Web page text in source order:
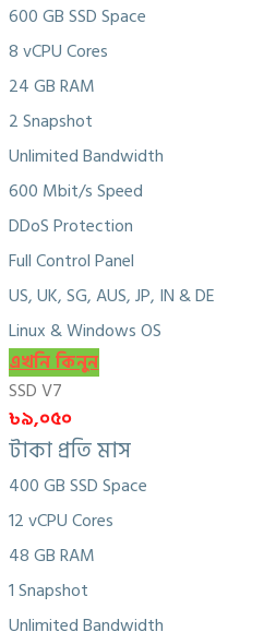
600 GB SSD Space
8 vCPU Cores
24 GB RAM
2 Snapshot
Unlimited Bandwidth
600 Mbit/s Speed
DDoS Protection
Full Control Panel
US, UK, SG, AUS, JP, IN & DE
Linux & Windows OS
এখনি কিনুন
SSD V7
৳৯,০৫০
টাকা প্রতি মাস
400 GB SSD Space
12 vCPU Cores
48 GB RAM
1 Snapshot
Unlimited Bandwidth